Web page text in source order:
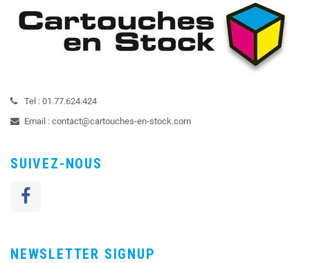
Tel : 01.77.624.424
Email : contact@cartouches-en-stock.com
SUIVEZ-NOUS
NEWSLETTER SIGNUP